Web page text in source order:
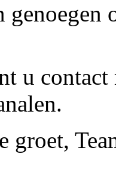
u contact
groet,